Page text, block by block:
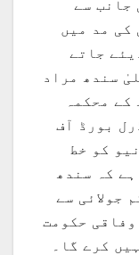
جانب سے
کی مد میں
جاتے
سندھ مراد
محکمہ
بورڈ آف
کو خط
کہ سندھ
جولائی سے
حکومت
کرے گا۔